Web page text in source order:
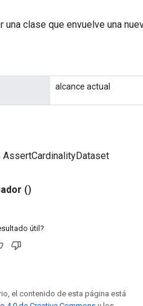
una clase que envuelve una
alcance actual
AssertCardinalityDataset
()
útil?
el contenido de esta página está